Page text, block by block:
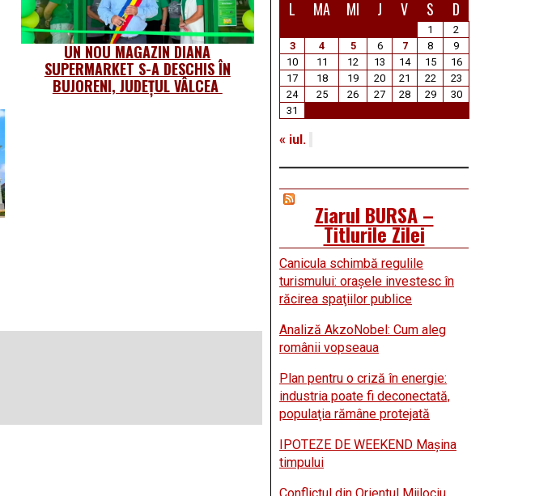
UN NOU MAGAZIN DIANA
SUPERMARKET S-A DESCHIS ÎN
BUJORENI, JUDEȚUL VÂLCEA
L MA MI J V S D
1
2
3
4 5 6 7 8
9
10
11 12 13 14 15
16
17
18 19 20 21 22
23
24
25 26 27 28 29
30
31
« iul.
Ziarul BURSA –
Titlurile Zilei
Canicula schimbă regulile
turismului: oraşele investesc în
răcirea spaţiilor publice
Analiză AkzoNobel: Cum aleg
românii vopseaua
Plan pentru o criză în energie:
industria poate fi deconectată,
populaţia rămâne protejată
IPOTEZE DE WEEKEND Maşina
timpului